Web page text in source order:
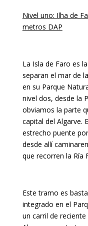
Nivel uno: Ilha de
metros DAP
La Isla de Faro es
separan el mar de
en su Parque
nivel dos, desde la
obviamos la parte
capital del Algarve.
estrecho puente
desde allí
que recorren la Ría
Este tramo es
integrado en el
un carril de